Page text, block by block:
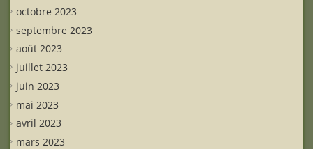
octobre 2023
septembre 2023
août 2023
juillet 2023
juin 2023
mai 2023
avril 2023
mars 2023